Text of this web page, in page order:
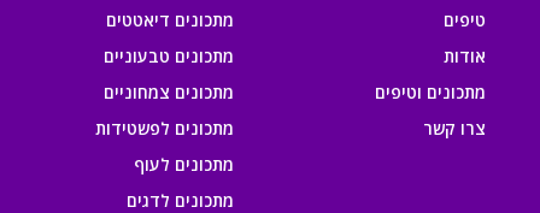
טיפים
אודות
מתכונים וטיפים
צרו קשר
מתכונים דיאטטים
מתכונים טבעוניים
מתכונים צמחוניים
מתכונים לפשטידות
מתכונים לעוף
מתכונים לדגים